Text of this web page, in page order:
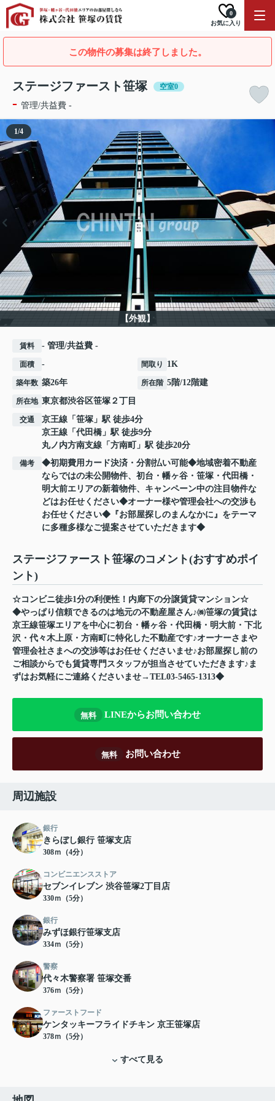
お気に入り
0
この物件の募集は終了しました。
ステージファースト笹塚 空室0
- 管理/共益費 -
【外観】
1/4
賃料 - 管理/共益費 -
面積 - 間取り 1K
築年数 築26年 所在階 5階/12階建
所在地 東京都渋谷区笹塚 ２丁目
交通 京王線 「 笹塚 」駅 徒歩4分
京王線 「 代田橋 」駅 徒歩9分
丸ノ内方南支線 「 方南町 」駅 徒歩20分
備考
◆初期費用カード決済・分割払い可能◆地域密着不動産
ならではの未公開物件、初台・幡ヶ谷・笹塚・代田橋・
明大前エリアの新着物件、キャンペーン中の注目物件な
どはお任せください◆オーナー様や管理会社への交渉も
お任せください◆『お部屋探しのまんなかに』をテーマ
に多種多様なご提案させていただきます◆
ステージファースト笹塚のコメント(おすすめポイ
ント)
☆コンビニ徒歩1分の利便性！内廊下の分譲賃貸マンション☆
◆やっぱり信頼できるのは地元の不動産屋さん♪㈱笹塚の賃貸は
京王線笹塚エリアを中心に初台・幡ヶ谷・代田橋・明大前・下北
沢・代々木上原・方南町に特化した不動産です♪オーナーさまや
管理会社さまへの交渉等はお任せくださいませ♪お部屋探し前の
ご相談からでも賃貸専門スタッフが担当させていただきます♪ま
ずはお気軽にご連絡くださいませ→TEL03-5465-1313◆
無料 LINEからお問い合わせ
無料 お問い合わせ
周辺施設
銀行
きらぼし銀行 笹塚支店
308ｍ（4分）
コンビニエンスストア
セブンイレブン 渋谷笹塚2丁目店
330ｍ（5分）
銀行
みずほ銀行笹塚支店
334ｍ（5分）
警察
代々木警察署 笹塚交番
376ｍ（5分）
ファーストフード
ケンタッキーフライドチキン 京王笹塚店
378ｍ（5分）
すべて見る